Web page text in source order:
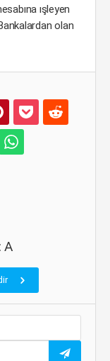
ışleyen
olan
A